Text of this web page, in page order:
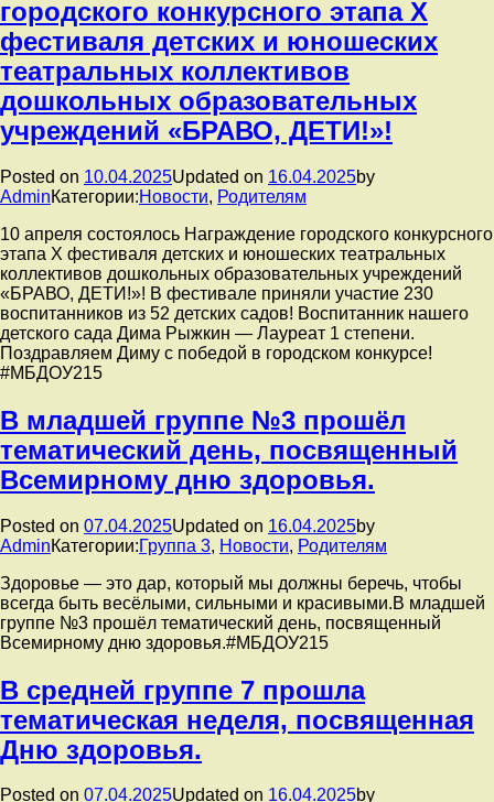
прошли
мероприятия
городского
Фестиваля
воспитательных
практик
ДОО.
городского конкурсного этапа Х
фестиваля детских и юношеских
театральных коллективов
дошкольных образовательных
учреждений «БРАВО, ДЕТИ!»!
Posted on 10.04.2025Updated on 16.04.2025by
AdminКатегории:Новости, Родителям
10 апреля состоялось Награждение городского конкурсного
этапа Х фестиваля детских и юношеских театральных
коллективов дошкольных образовательных учреждений
«БРАВО, ДЕТИ!»! В фестивале приняли участие 230
воспитанников из 52 детских садов! Воспитанник нашего
детского сада Дима Рыжкин — Лауреат 1 степени.
Поздравляем Диму с победой в городском конкурсе!
#МБДОУ215
В младшей группе №3 прошёл
тематический день, посвященный
Всемирному дню здоровья.
Posted on 07.04.2025Updated on 16.04.2025by
AdminКатегории:Группа 3, Новости, Родителям
Здоровье — это дар, который мы должны беречь, чтобы
всегда быть весёлыми, сильными и красивыми.В младшей
группе №3 прошёл тематический день, посвященный
Всемирному дню здоровья.#МБДОУ215
В средней группе 7 прошла
тематическая неделя, посвященная
Дню здоровья.
Posted on 07.04.2025Updated on 16.04.2025by